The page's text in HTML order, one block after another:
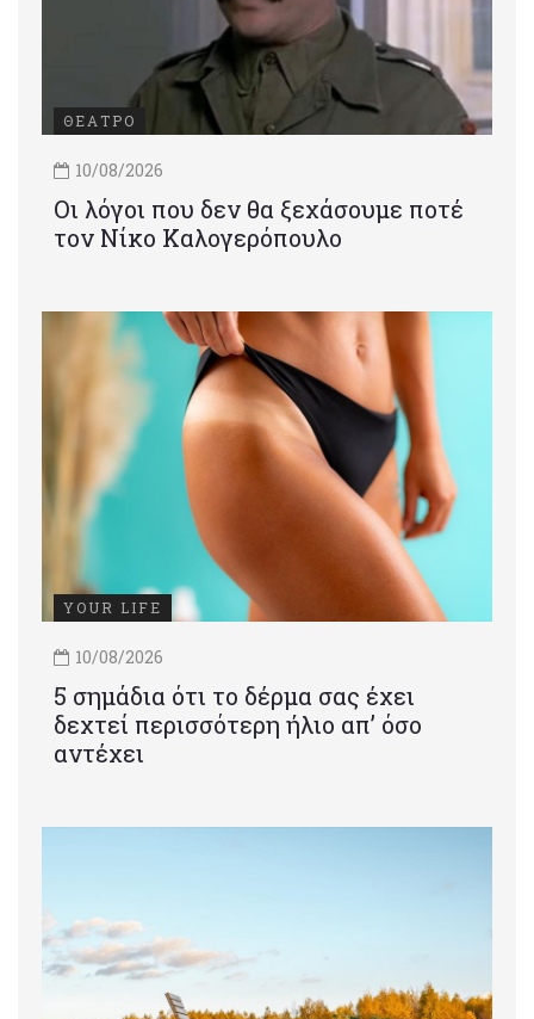
ΘΕΑΤΡΟ
10/08/2026
Οι λόγοι που δεν θα ξεχάσουμε ποτέ
τον Νίκο Καλογερόπουλο
YOUR LIFE
10/08/2026
5 σημάδια ότι το δέρμα σας έχει
δεχτεί περισσότερη ήλιο απ’ όσο
αντέχει